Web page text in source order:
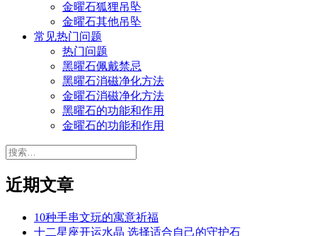
金曜石狐狸吊坠
金曜石其他吊坠
常见热门问题
热门问题
黑曜石佩戴禁忌
黑曜石消磁净化方法
金曜石消磁净化方法
黑曜石的功能和作用
金曜石的功能和作用
搜
近期文章
10种手串文玩的寓意祈福
十二星座开运水晶 选择适合自己的守护石